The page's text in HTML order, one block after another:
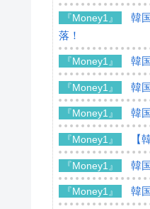
『Money1』
韓
落！
『Money1』 韓
『Money1』 韓
『Money1』 韓
『Money1』 【
『Money1』 韓
『Money1』 韓